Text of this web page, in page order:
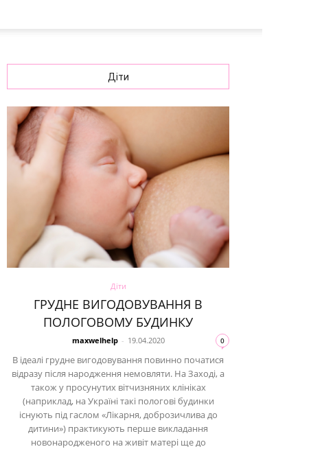
Діти
Діти
ГРУДНЕ ВИГОДОВУВАННЯ В
ПОЛОГОВОМУ БУДИНКУ
maxwelhelp - 19.04.2020 0
В ідеалі грудне вигодовування повинно початися
відразу після народження немовляти. На Заході, а
також у просунутих вітчизняних клініках
(наприклад, на Україні такі пологові будинки
існують під гаслом «Лікарня, доброзичлива до
дитини») практикують перше викладання
новонародженого на живіт матері ще до